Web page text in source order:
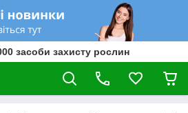
засоби захисту рослин